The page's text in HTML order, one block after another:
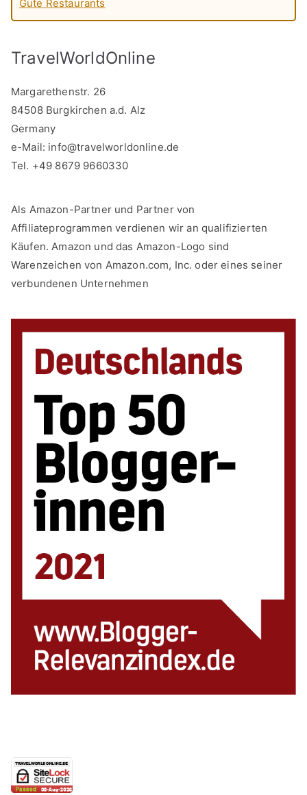
Gute Restaurants
TravelWorldOnline
Margarethenstr. 26
84508 Burgkirchen a.d. Alz
Germany
e-Mail: info@travelworldonline.de
Tel. +49 8679 9660330
Als Amazon-Partner und Partner von
Affiliateprogrammen verdienen wir an qualifizierten
Käufen. Amazon und das Amazon-Logo sind
Warenzeichen von Amazon.com, Inc. oder eines seiner
verbundenen Unternehmen